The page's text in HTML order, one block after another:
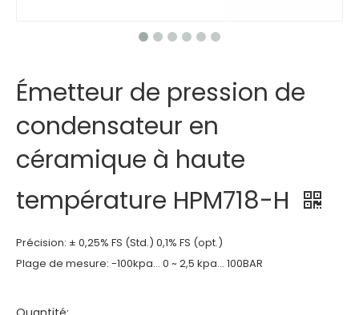
Émetteur de pression de
condensateur en
céramique à haute
température HPM718-H
Précision: ± 0,25% FS (Std.) 0,1% FS (opt.)
Plage de mesure: -100kpa… 0 ~ 2,5 kpa… 100BAR